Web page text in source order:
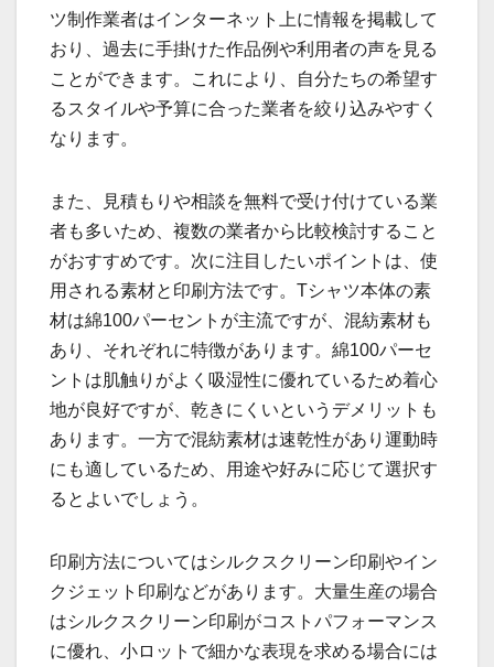
ツ制作業者はインターネット上に情報を掲載して
おり、過去に手掛けた作品例や利用者の声を見る
ことができます。これにより、自分たちの希望す
るスタイルや予算に合った業者を絞り込みやすく
なります。
また、見積もりや相談を無料で受け付けている業
者も多いため、複数の業者から比較検討すること
がおすすめです。次に注目したいポイントは、使
用される素材と印刷方法です。Tシャツ本体の素
材は綿100パーセントが主流ですが、混紡素材も
あり、それぞれに特徴があります。綿100パーセ
ントは肌触りがよく吸湿性に優れているため着心
地が良好ですが、乾きにくいというデメリットも
あります。一方で混紡素材は速乾性があり運動時
にも適しているため、用途や好みに応じて選択す
るとよいでしょう。
印刷方法についてはシルクスクリーン印刷やイン
クジェット印刷などがあります。大量生産の場合
はシルクスクリーン印刷がコストパフォーマンス
に優れ、小ロットで細かな表現を求める場合には